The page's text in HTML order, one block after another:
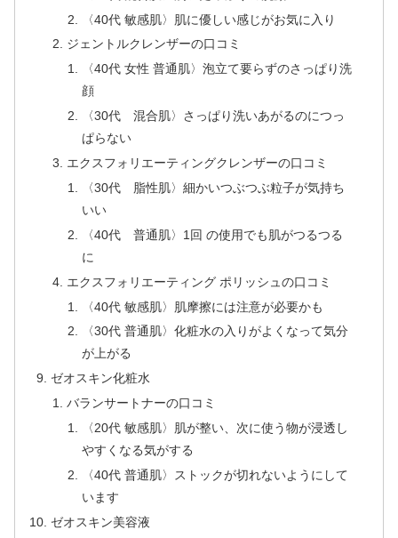
〈40代 敏感肌〉肌に優しい感じがお気に入り
ジェントルクレンザーの口コミ
〈40代 女性 普通肌〉泡立て要らずのさっぱり洗
顔
〈30代 混合肌〉さっぱり洗いあがるのにつっ
ぱらない
エクスフォリエーティングクレンザーの口コミ
〈30代 脂性肌〉細かいつぶつぶ粒子が気持ち
いい
〈40代 普通肌〉1回 の使用でも肌がつるつる
に
エクスフォリエーティング ポリッシュの口コミ
〈40代 敏感肌〉肌摩擦には注意が必要かも
〈30代 普通肌〉化粧水の入りがよくなって気分
が上がる
ゼオスキン化粧水
バランサートナーの口コミ
〈20代 敏感肌〉肌が整い、次に使う物が浸透し
やすくなる気がする
〈40代 普通肌〉ストックが切れないようにして
います
ゼオスキン美容液